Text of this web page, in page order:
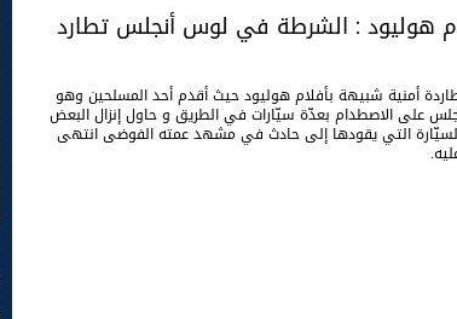
هوليود : الشرطة في لوس أنجلس تطارد
أمنية شبيهة بأفلام هوليود حيث أقدم أحد المسلحين وهو
على الاصطدام بعدّة سيّارات في الطريق و حاول إنزال البعض
التي يقودها إلى حادث في مشهد عمته الفوضى انتهى